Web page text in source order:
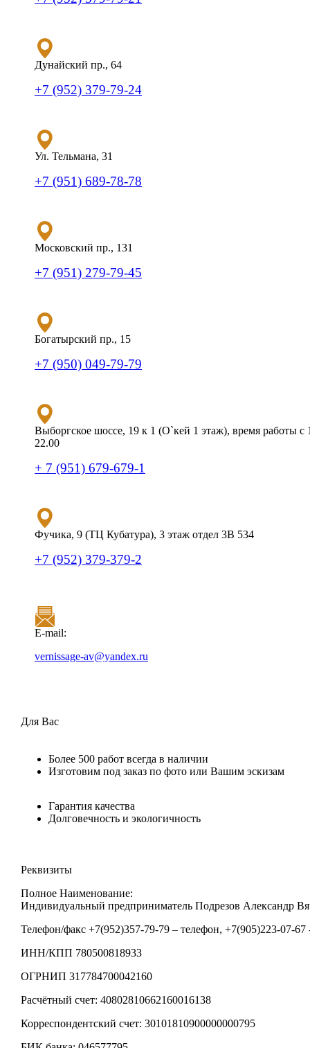
Дунайский пр., 64
+7 (952) 379-79-24
Ул. Тельмана, 31
+7 (951) 689-78-78
Московский пр., 131
+7 (951) 279-79-45
Богатырский пр., 15
+7 (950) 049-79-79
Выборгское шоссе, 19 к 1 (О`кей 1 этаж), время работы с
22.00
+ 7 (951) 679-679-1
Фучика, 9 (ТЦ Кубатура), 3 этаж отдел 3В 534
+7 (952) 379-379-2
E-mail:
vernissage-av@yandex.ru
Для Вас
Более 500 работ всегда в наличии
Изготовим под заказ по фото или Вашим эскизам
Гарантия качества
Долговечность и экологичность
Реквизиты
Полное Наименование:
Индивидуальный предприниматель Подрезов Александр
Телефон/факс +7(952)357-79-79 – телефон, +7(905)223-07-67
ИНН/КПП 780500818933
ОГРНИП 317784700042160
Расчётный счет: 40802810662160016138
Корреспондентский счет: 30101810900000000795